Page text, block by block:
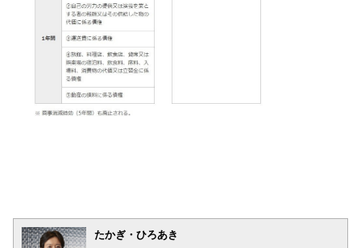
たかぎ・ひろあき